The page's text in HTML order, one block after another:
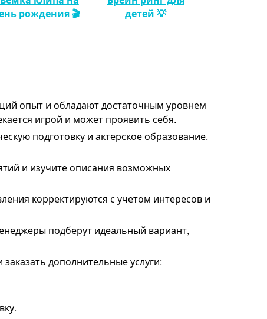
рождения 🎬
детей 💡
опыт и обладают достаточным уровнем
игрой и может проявить себя.
подготовку и актерское образование.
и изучите описания возможных
корректируются с учетом интересов и
подберут идеальный вариант,
дополнительные услуги: